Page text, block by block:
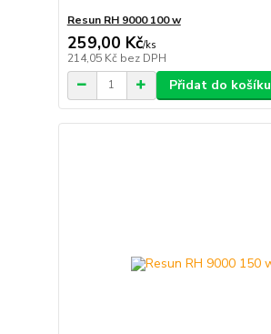
Resun RH 9000 100 w
259,00 Kč/ks
214,05 Kč bez DPH
Přidat do košíku